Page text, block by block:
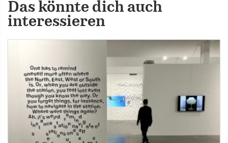
Das könnte dich auch
interessieren